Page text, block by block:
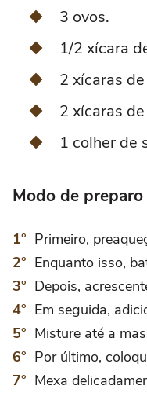
3 ovos.
1/2 xícara
2 xícaras
2 xícaras
1 colher de
Modo de preparo
Primeiro,
Enquanto isso,
Depois,
Em seguida,
Misture até a
Por último,
Mexa